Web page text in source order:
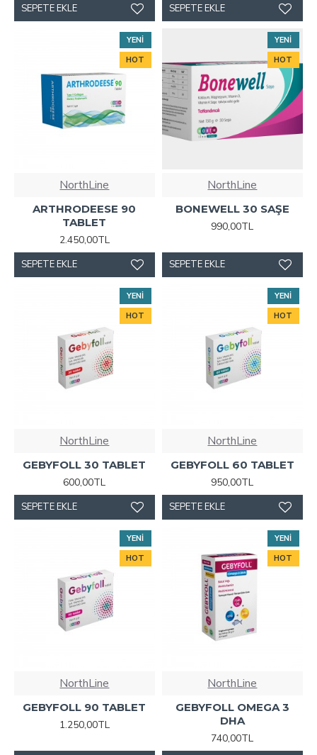
SEPETE EKLE SEPETE EKLE
YENI
HOT
NorthLine
ARTHRODEESE 90
TABLET
2.450,00TL
SEPETE EKLE
YENI
HOT
NorthLine
BONEWELL 30 SAŞE
990,00TL
SEPETE EKLE
YENI
HOT
NorthLine
GEBYFOLL 30 TABLET
600,00TL
SEPETE EKLE
YENI
HOT
NorthLine
GEBYFOLL 60 TABLET
950,00TL
SEPETE EKLE
YENI
HOT
NorthLine
GEBYFOLL 90 TABLET
1.250,00TL
YENI
HOT
NorthLine
GEBYFOLL OMEGA 3
DHA
740,00TL